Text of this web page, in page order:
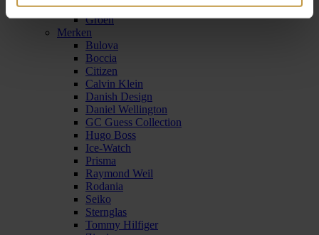
Rood
Groen
Merken
Bulova
Boccia
Citizen
Calvin Klein
Danish Design
Daniel Wellington
GC Guess Collection
Hugo Boss
Ice-Watch
Prisma
Raymond Weil
Rodania
Seiko
Sternglas
Tommy Hilfiger